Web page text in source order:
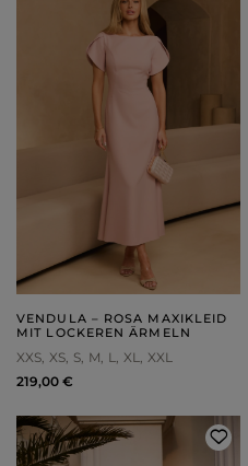
VENDULA – ROSA MAXIKLEID
MIT LOCKEREN ÄRMELN
XXS XS S M L XL
XXL
219,00 €